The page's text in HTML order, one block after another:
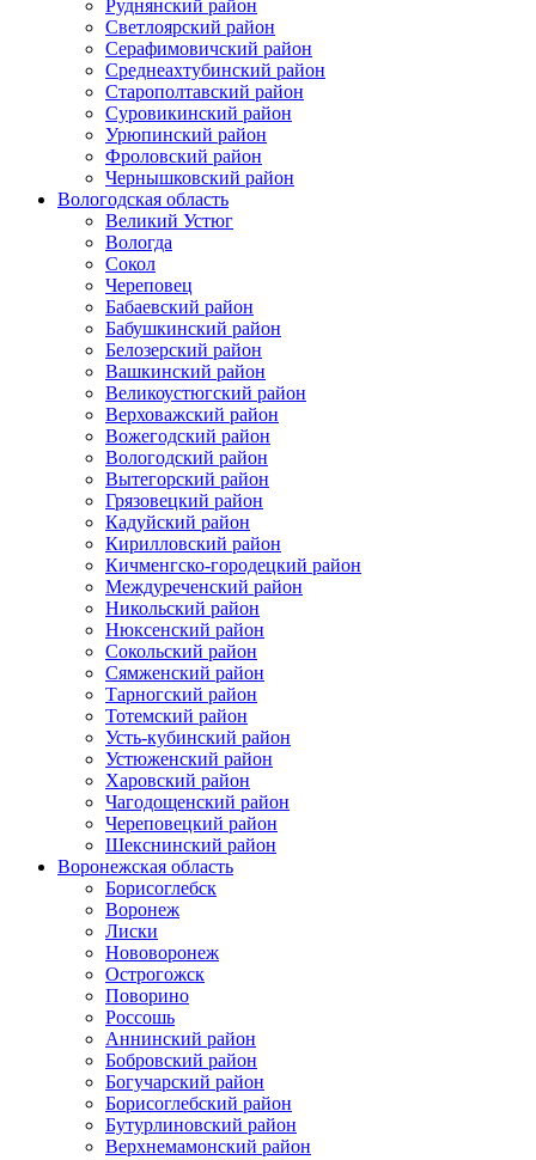
Руднянский район
Светлоярский район
Серафимовичский район
Среднеахтубинский район
Старополтавский район
Суровикинский район
Урюпинский район
Фроловский район
Чернышковский район
Вологодская область
Великий Устюг
Вологда
Сокол
Череповец
Бабаевский район
Бабушкинский район
Белозерский район
Вашкинский район
Великоустюгский район
Верховажский район
Вожегодский район
Вологодский район
Вытегорский район
Грязовецкий район
Кадуйский район
Кирилловский район
Кичменгско-городецкий район
Междуреченский район
Никольский район
Нюксенский район
Сокольский район
Сямженский район
Тарногский район
Тотемский район
Усть-кубинский район
Устюженский район
Харовский район
Чагодощенский район
Череповецкий район
Шекснинский район
Воронежская область
Борисоглебск
Воронеж
Лиски
Нововоронеж
Острогожск
Поворино
Россошь
Аннинский район
Бобровский район
Богучарский район
Борисоглебский район
Бутурлиновский район
Верхнемамонский район